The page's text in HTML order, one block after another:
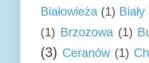
Białowieża (1)
(1) Brzozowa (1)
(3) Ceranów (1)